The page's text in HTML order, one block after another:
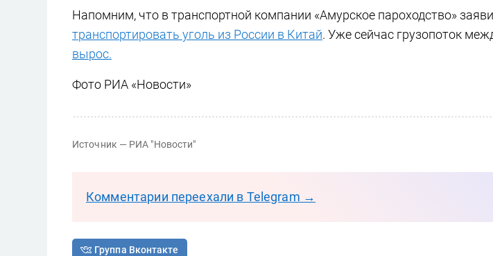
Напомним, что в транспортной компании «Амурское пароходство»
транспортировать уголь из России в Китай. Уже сейчас грузопоток
вырос.
Фото РИА «Новости»
Источник — РИА "Новости"
Комментарии переехали в Telegram →
Группа Вконтакте